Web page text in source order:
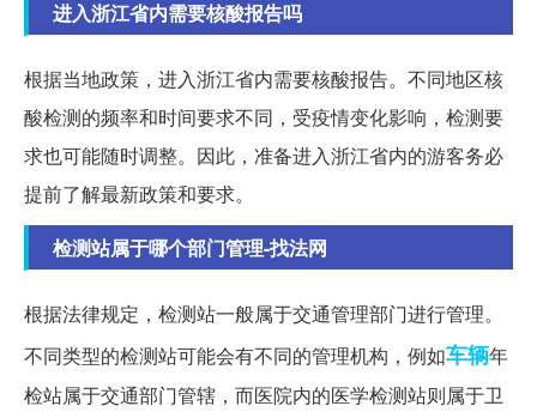
进入浙江省内需要核酸报告吗
根据当地政策，进入浙江省内需要核酸报告。不同地区核
酸检测的频率和时间要求不同，受疫情变化影响，检测要
求也可能随时调整。因此，准备进入浙江省内的游客务必
提前了解最新政策和要求。
检测站属于哪个部门管理-找法网
根据法律规定，检测站一般属于交通管理部门进行管理。
不同类型的检测站可能会有不同的管理机构，例如车辆年
检站属于交通部门管辖，而医院内的医学检测站则属于卫